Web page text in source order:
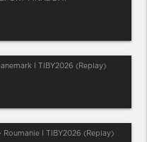
I TIBY2026 (Replay)
Roumanie I TIBY2026 (Replay)